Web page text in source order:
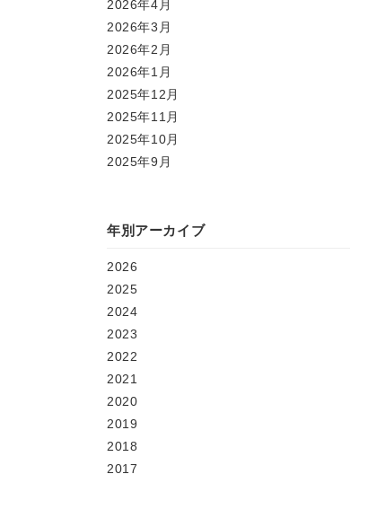
2026年4月
2026年3月
2026年2月
2026年1月
2025年12月
2025年11月
2025年10月
2025年9月
年別アーカイブ
2026
2025
2024
2023
2022
2021
2020
2019
2018
2017